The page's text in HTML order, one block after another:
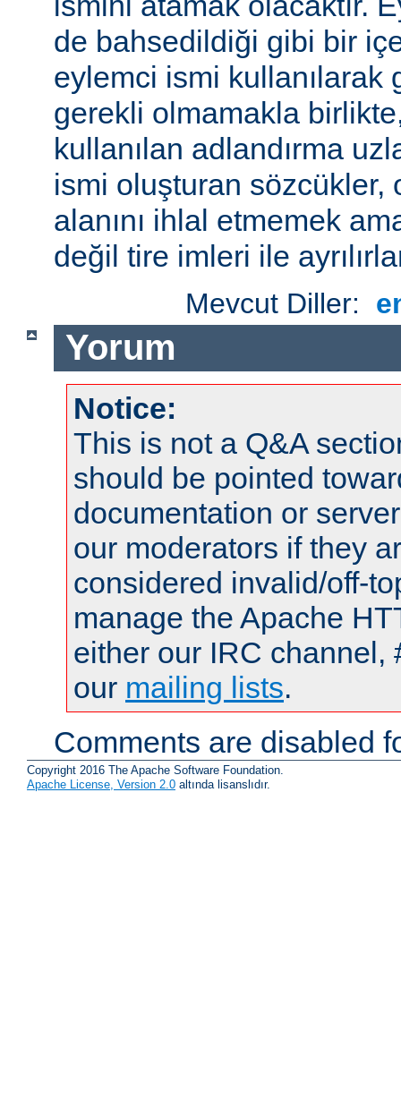
de bahsedildiği gibi bir
eylemci ismi kullanılarak
gerekli olmamakla
kullanılan adlandırma
ismi oluşturan sözcükler,
alanını ihlal etmemek
değil tire imleri ile
Mevcut Diller:
Yorum
Notice:
This is not a Q&A
should be pointed
documentation or
our moderators if they
considered invalid/off-
manage the Apache
either our IRC channel,
our mailing lists.
Comments are disabled
Copyright 2016 The Apache Software Foundation.
Apache License, Version 2.0 altında lisanslıdır.